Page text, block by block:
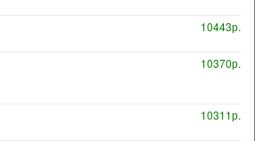
10443р.
10370р.
10311р.